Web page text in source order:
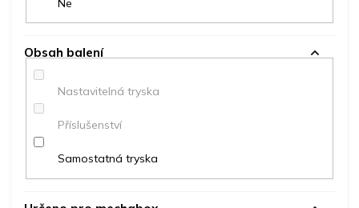
Ne
Obsah balení
Nastavitelná tryska
Příslušenství
Samostatná tryska